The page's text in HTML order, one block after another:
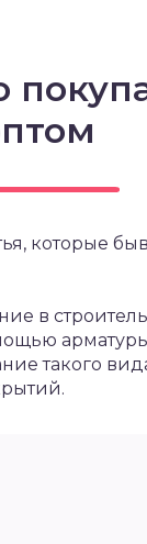
которые
в
такого